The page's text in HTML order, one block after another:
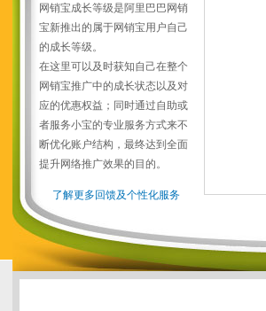
网销宝成长等级是阿里巴巴网销
宝新推出的属于网销宝用户自己
的成长等级。
在这里可以及时获知自己在整个
网销宝推广中的成长状态以及对
应的优惠权益；同时通过自助或
者服务小宝的专业服务方式来不
断优化账户结构，最终达到全面
提升网络推广效果的目的。
了解更多回馈及个性化服务